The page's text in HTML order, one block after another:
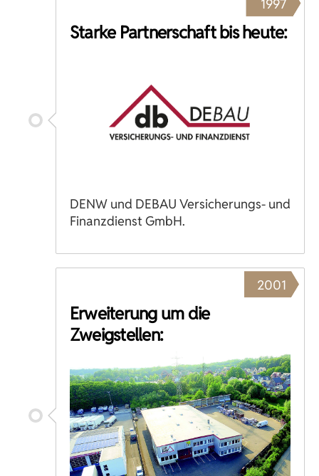
1997
Starke Partnerschaft bis heute:
DENW und DEBAU Versicherungs- und
Finanzdienst GmbH.
2001
Erweiterung um die
Zweigstellen: